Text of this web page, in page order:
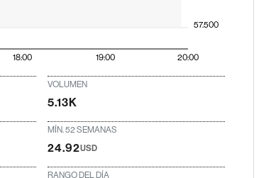
18:00 19:00 20:00
57.500
VOLUMEN
5.13K
MÍN. 52 SEMANAS
24.92USD
RANGO DEL DÍA